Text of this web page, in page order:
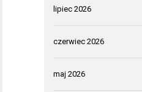
lipiec 2026
czerwiec 2026
maj 2026